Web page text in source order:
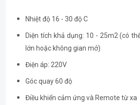
Nhiệt độ 16 - 30 độ C
Diện tích khả dụng: 10 - 25m2 (có
lớn hoặc không gian mở)
Điện áp: 220V
Góc quay 60 độ
Điều khiển cảm ứng và Remote từ xa